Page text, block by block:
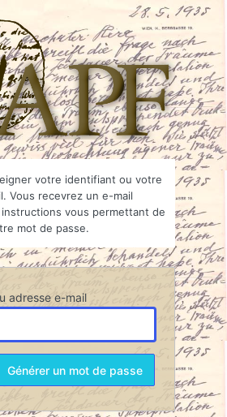
votre identifiant ou votre
Vous recevrez un e-mail
vous permettant de
mot de passe.
adresse e-mail